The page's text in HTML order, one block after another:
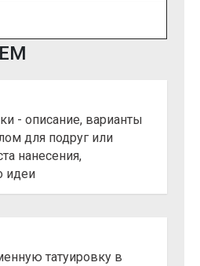
- описание, варианты
для подруг или
нанесения,
идеи
татуировку в